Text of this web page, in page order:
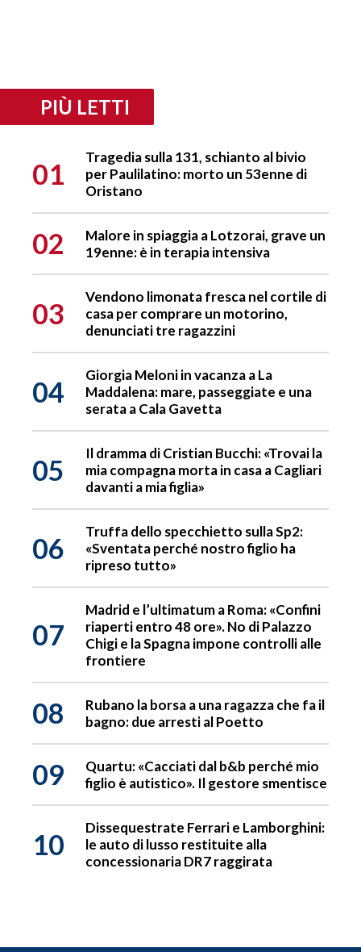
PIÙ LETTI
01
Tragedia sulla 131, schianto al bivio
per Paulilatino: morto un 53enne di
Oristano
02
Malore in spiaggia a Lotzorai, grave un
19enne: è in terapia intensiva
03
Vendono limonata fresca nel cortile di
casa per comprare un motorino,
denunciati tre ragazzini
04
Giorgia Meloni in vacanza a La
Maddalena: mare, passeggiate e una
serata a Cala Gavetta
05
Il dramma di Cristian Bucchi: «Trovai la
mia compagna morta in casa a Cagliari
davanti a mia figlia»
06
Truffa dello specchietto sulla Sp2:
«Sventata perché nostro figlio ha
ripreso tutto»
07
Madrid e l’ultimatum a Roma: «Confini
riaperti entro 48 ore». No di Palazzo
Chigi e la Spagna impone controlli alle
frontiere
08
Rubano la borsa a una ragazza che fa il
bagno: due arresti al Poetto
09
Quartu: «Cacciati dal b&b perché mio
figlio è autistico». Il gestore smentisce
10
Dissequestrate Ferrari e Lamborghini:
le auto di lusso restituite alla
concessionaria DR7 raggirata